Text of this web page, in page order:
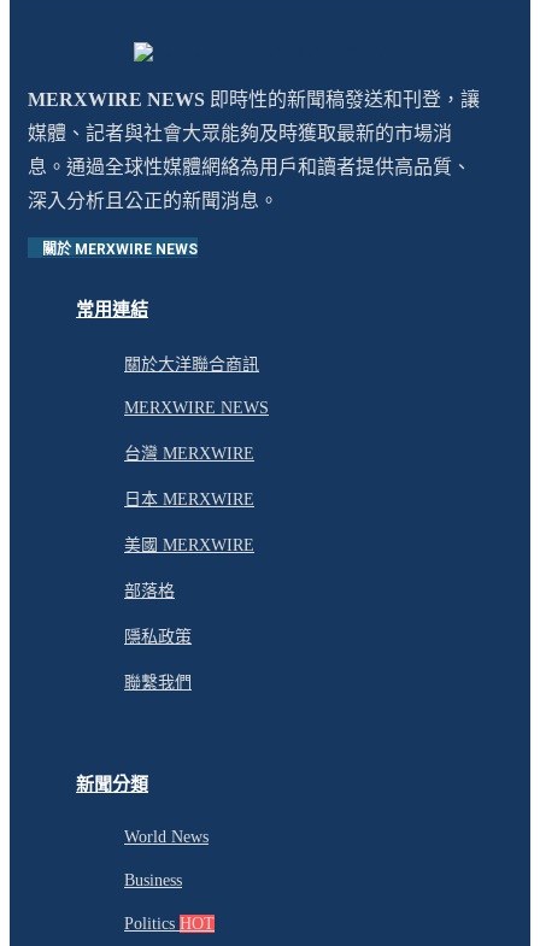
MERXWIRE NEWS 即時性的新聞稿發送和刊登，讓
媒體、記者與社會大眾能夠及時獲取最新的市場消
息。通過全球性媒體網絡為用戶和讀者提供高品質、
深入分析且公正的新聞消息。
關於 MERXWIRE NEWS
常用連結
關於大洋聯合商訊
MERXWIRE NEWS
台灣 MERXWIRE
日本 MERXWIRE
美國 MERXWIRE
部落格
隱私政策
聯繫我們
新聞分類
World News
Business
Politics HOT